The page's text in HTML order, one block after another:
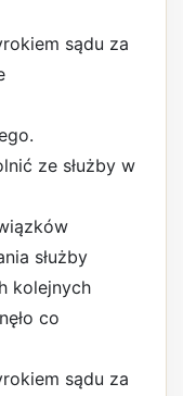
sądu za
ze służby w
służby
kolejnych
co
sądu za